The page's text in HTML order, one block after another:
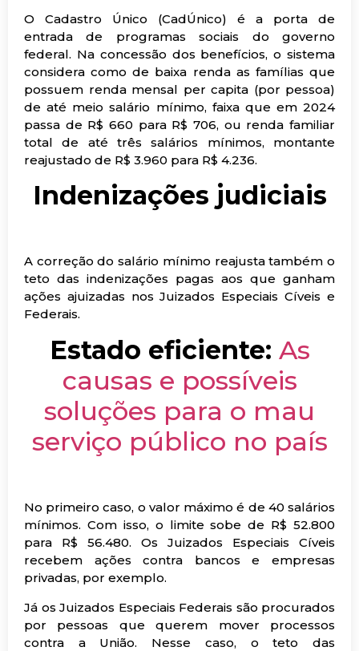
O Cadastro Único (CadÚnico) é a porta de
entrada de programas sociais do governo
federal. Na concessão dos benefícios, o sistema
considera como de baixa renda as famílias que
possuem renda mensal per capita (por pessoa)
de até meio salário mínimo, faixa que em 2024
passa de R$ 660 para R$ 706, ou renda familiar
total de até três salários mínimos, montante
reajustado de R$ 3.960 para R$ 4.236.
Indenizações judiciais
A correção do salário mínimo reajusta também o
teto das indenizações pagas aos que ganham
ações ajuizadas nos Juizados Especiais Cíveis e
Federais.
Estado eficiente: As
causas e possíveis
soluções para o mau
serviço público no país
No primeiro caso, o valor máximo é de 40 salários
mínimos. Com isso, o limite sobe de R$ 52.800
para R$ 56.480. Os Juizados Especiais Cíveis
recebem ações contra bancos e empresas
privadas, por exemplo.
Já os Juizados Especiais Federais são procurados
por pessoas que querem mover processos
contra a União. Nesse caso, o teto das